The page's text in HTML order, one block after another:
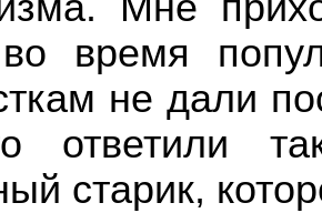
время
не дали
ответили
старик,